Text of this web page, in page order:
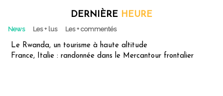
DERNIÈRE HEURE
News Les + lus Les + commentés
Le Rwanda, un tourisme à haute altitude
France, Italie : randonnée dans le Mercantour frontalier